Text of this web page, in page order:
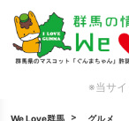
※当サ
We Love群馬 グルメ